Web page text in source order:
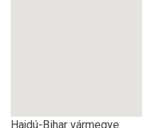
Hajdú-Bihar vármegye